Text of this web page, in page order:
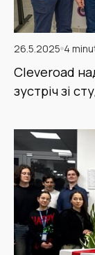
26.5.2025 4
Cleveroad
зустріч зі